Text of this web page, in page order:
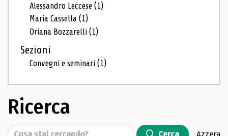
Alessandro Leccese(1)
Maria Cassella(1)
Oriana Bozzarelli(1)
Sezioni
Convegni e seminari(1)
Ricerca
Cerca